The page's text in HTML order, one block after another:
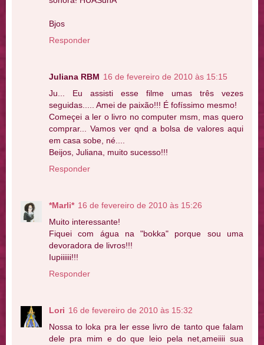
Bjos
Responder
Juliana RBM 16 de fevereiro de 2010 às 15:15
Ju... Eu assisti esse filme umas três vezes
seguidas..... Amei de paixão!!! É fofíssimo mesmo!
Começei a ler o livro no computer msm, mas quero
comprar... Vamos ver qnd a bolsa de valores aqui
em casa sobe, né....
Beijos, Juliana, muito sucesso!!!
Responder
*Marli* 16 de fevereiro de 2010 às 15:26
Muito interessante!
Fiquei com água na "bokka" porque sou uma
devoradora de livros!!!
Iupiiiiii!!!
Responder
Lori 16 de fevereiro de 2010 às 15:32
Nossa to loka pra ler esse livro de tanto que falam
dele pra mim e do que leio pela net,ameiiii sua